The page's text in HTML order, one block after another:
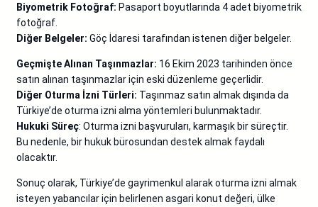
Biyometrik Fotoğraf: Pasaport boyutlarında 4 adet biyometrik
fotoğraf.
Diğer Belgeler: Göç İdaresi tarafından istenen diğer belgeler.
Geçmişte Alınan Taşınmazlar: 16 Ekim 2023 tarihinden önce
satın alınan taşınmazlar için eski düzenleme geçerlidir.
Diğer Oturma İzni Türleri: Taşınmaz satın almak dışında da
Türkiye’de oturma izni alma yöntemleri bulunmaktadır.
Hukuki Süreç: Oturma izni başvuruları, karmaşık bir süreçtir.
Bu nedenle, bir hukuk bürosundan destek almak faydalı
olacaktır.
Sonuç olarak, Türkiye’de gayrimenkul alarak oturma izni almak
isteyen yabancılar için belirlenen asgari konut değeri, ülke